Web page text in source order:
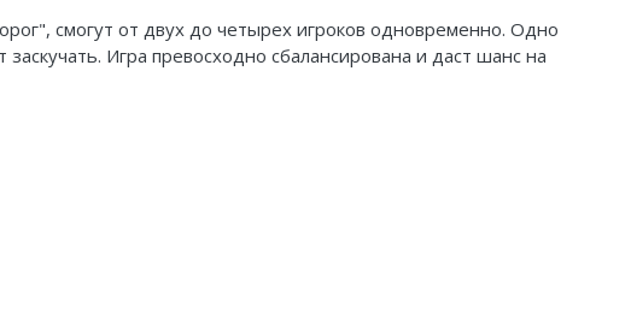
смогут от двух до четырех игроков одновременно. Одно
Игра превосходно сбалансирована и даст шанс на